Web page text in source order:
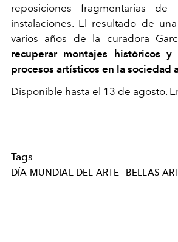
reposiciones fragmentarias
instalaciones. El resultado de
varios años de la curadora
recuperar montajes históricos y
procesos artísticos en la sociedad
Disponible hasta el 13 de agosto.
Tags
DÍA MUNDIAL DEL ARTE BELLAS